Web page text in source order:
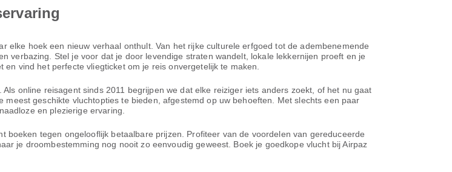
elke hoek een nieuw verhaal onthult. Van het rijke culturele erfgoed tot de adembenemende
verbazing. Stel je voor dat je door levendige straten wandelt, lokale lekkernijen proeft en je
vind het perfecte vliegticket om je reis onvergetelijk te maken.
online reisagent sinds 2011 begrijpen we dat elke reiziger iets anders zoekt, of het nu gaat
geschikte vluchtopties te bieden, afgestemd op uw behoeften. Met slechts een paar
en plezierige ervaring.
boeken tegen ongelooflijk betaalbare prijzen. Profiteer van de voordelen van gereduceerde
je droombestemming nog nooit zo eenvoudig geweest. Boek je goedkope vlucht bij Airpaz